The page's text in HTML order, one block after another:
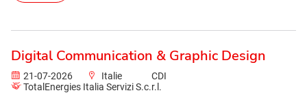
Digital Communication & Graphic Design
21-07-2026 Italie
CDI
TotalEnergies Italia Servizi S.c.r.l.